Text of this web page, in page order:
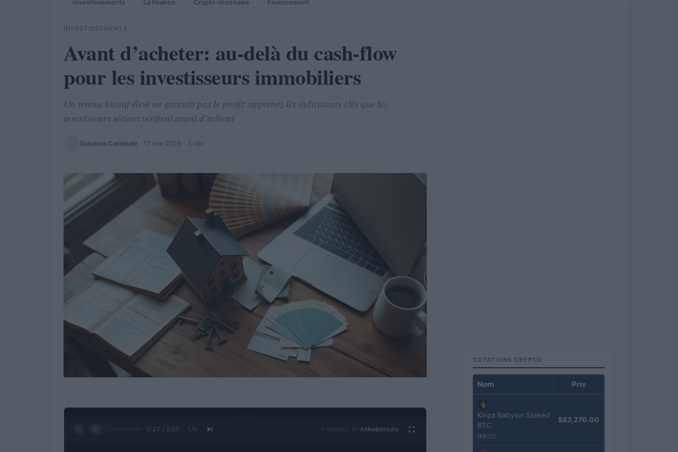
Investissements La finance Crypto-monnaies Financement
INVESTISSEMENTS
Avant d’acheter: au-delà du cash-flow
pour les investisseurs immobiliers
Un revenu locatif élevé ne garantit pas le profit: apprenez les indicateurs clés que les
investisseurs sérieux vérifient avant d’acheter
Susanna Cardinale · 17 mai 2026 · 3 min
0:28 / 3:09 1 /4 Ad hubMedia
COTATIONS CRYPTO
Nom Prix
Kinza Babylon Staked
BTC
(KBTC)
$83,270.00